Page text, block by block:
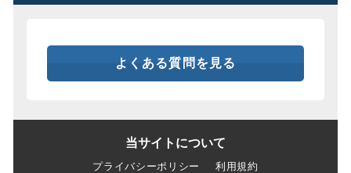
よくある質問を見る
当サイトについて
プライバシーポリシー 利用規約